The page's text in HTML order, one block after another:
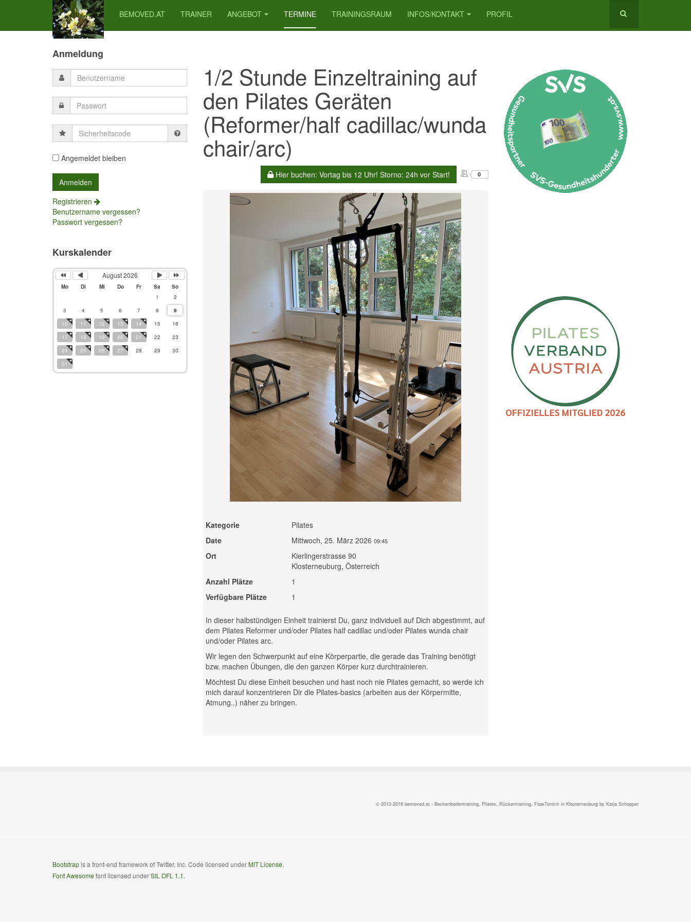
BEMOVED.AT TRAINER ANGEBOT TERMINE TRAININGSRAUM INFOS/KONTAKT PROFIL
1/2 Stunde Einzeltraining auf
den Pilates Geräten
(Reformer/half cadillac/wunda
chair/arc)
Hier buchen: Vortag bis 12 Uhr! Storno: 24h vor Start! 0
Kategorie
Pilates
Date
Mittwoch, 25. März 2026 09:45
Ort
Kierlingerstrasse 90
Klosterneuburg, Österreich
Anzahl Plätze
1
Verfügbare Plätze
1
In dieser halbstündigen Einheit trainierst Du, ganz individuell auf Dich abgestimmt, auf
dem Pilates Reformer und/oder Pilates half cadillac und/oder Pilates wunda chair
und/oder Pilates arc.
Wir legen den Schwerpunkt auf eine Körperpartie, die gerade das Training benötigt
bzw. machen Übungen, die den ganzen Körper kurz durchtrainieren.
Möchtest Du diese Einheit besuchen und hast noch nie Pilates gemacht, so werde ich
mich darauf konzentrieren Dir die Pilates-basics (arbeiten aus der Körpermitte,
Atmung..) näher zu bringen.
Anmeldung
Sicherheitscode
Angemeldet bleiben
Registrieren
Benutzername vergessen?
Passwort vergessen?
Kurskalender
PreviousPrevious
August 2026
Mo Di Mi Do Fr Sa
So
1
2
3
4 5 6 7 8
9
10
11 12 13 14 15
16
17
18 19 20 21 22
23
24
25 26 27 28 29
30
31
© 2010-2018 bemoved.at - Beckenbodentraining, Pilates, Rückentraining, FlowTonic® in Klosterneuburg by Katja Schopper
Bootstrapis a front-end framework of Twitter, Inc. Code licensed underMIT License.
Font Awesome font licensed underSIL OFL 1.1.